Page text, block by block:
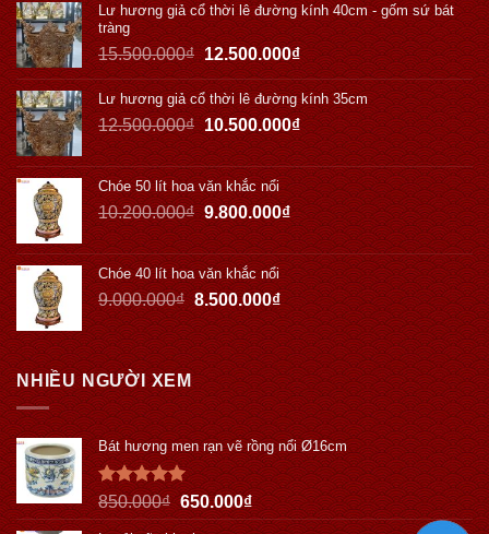
Lư hương giả cổ thời lê đường kính 40cm - gốm sứ bát
tràng
15.500.000₫ 12.500.000₫
Lư hương giả cổ thời lê đường kính 35cm
12.500.000₫ 10.500.000₫
Chóe 50 lít hoa văn khắc nổi
10.200.000₫ 9.800.000₫
Chóe 40 lít hoa văn khắc nổi
9.000.000₫ 8.500.000₫
NHIỀU NGƯỜI XEM
Bát hương men rạn vẽ rồng nổi Ø16cm
Được xếp
hạng5.00
850.000₫ 650.000₫